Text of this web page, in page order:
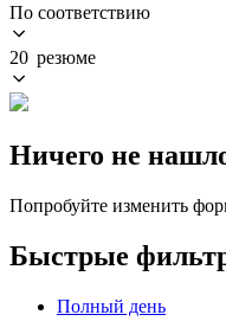
По соответствию
20 резюме
Ничего не
Попробуйте изменить
Быстрые
Полный день